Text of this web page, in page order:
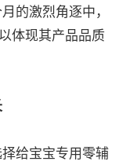
的激烈角逐中，
体现其产品品质
给宝宝专用零辅